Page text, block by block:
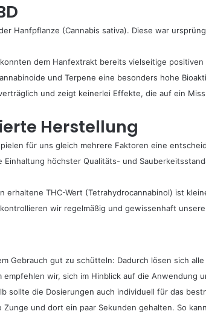
Hanfpflanze (Cannabis sativa). Diese war
dem Hanfextrakt bereits vielseitige
und Terpene eine besonders hohe
und zeigt keinerlei Effekte, die auf ein
Herstellung
für uns gleich mehrere Faktoren eine
höchster Qualitäts- und
erhaltene THC-Wert (Tetrahydrocannabinol) ist
wir regelmäßig und gewissenhaft
Gebrauch gut zu schütteln: Dadurch lösen sich
empfehlen wir, sich im Hinblick auf die
sollte die Dosierungen auch individuell für das
und dort ein paar Sekunden gehalten. So